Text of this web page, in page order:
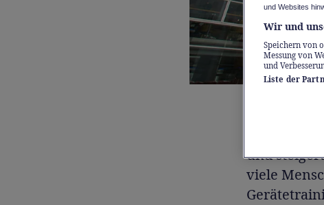
und
viele
und Websites
Wir und
Speichern von
Messung von
und
Liste der